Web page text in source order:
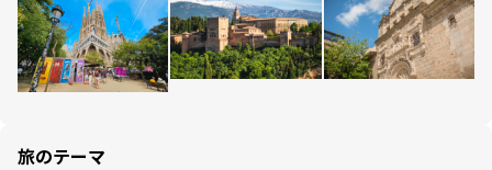
旅のテーマ